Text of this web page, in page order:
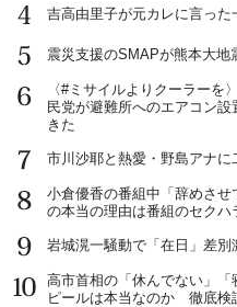
4
吉高由里子が元カレに言った
5
震災支援のSMAPが熊本大地
6
〈#ミサイルよりクーラー
民党が避難所へのエアコン設
きた
7
市川沙耶と熱愛・野島アナに
8
小倉優香の番組中「辞めさせ
の本当の理由は番組のセクハ
9
岩城滉一騒動で「在日」差別
10
高市首相の「休んでない」「
ピールは本当なのか 徹底検